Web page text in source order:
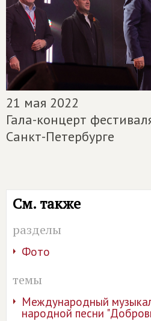
21 мая 2022
Гала-концерт
Санкт-Петербурге
См. также
разделы
Фото
темы
Международный
народной песни